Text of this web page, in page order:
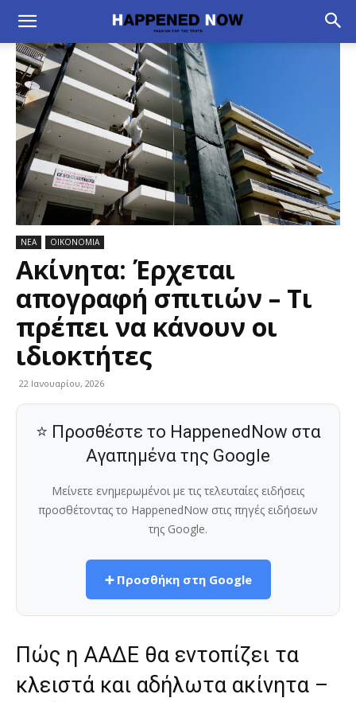
ΝΕΑ ΟΙΚΟΝΟΜΙΑ
Ακίνητα: Έρχεται
απογραφή σπιτιών – Τι
πρέπει να κάνουν οι
ιδιοκτήτες
22 Ιανουαρίου, 2026
⭐ Προσθέστε το HappenedNow στα
Αγαπημένα της Google
Μείνετε ενημερωμένοι με τις τελευταίες ειδήσεις
προσθέτοντας το HappenedNow στις πηγές ειδήσεων
της Google.
➕ Προσθήκη στη Google
Πώς η ΑΑΔΕ θα εντοπίζει τα
κλειστά και αδήλωτα ακίνητα –